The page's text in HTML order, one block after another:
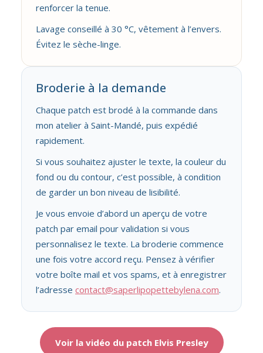
renforcer la tenue.
Lavage conseillé à 30 °C, vêtement à l’envers.
Évitez le sèche-linge.
Broderie à la demande
Chaque patch est brodé à la commande dans
mon atelier à Saint-Mandé, puis expédié
rapidement.
Si vous souhaitez ajuster le texte, la couleur du
fond ou du contour, c’est possible, à condition
de garder un bon niveau de lisibilité.
Je vous envoie d’abord un aperçu de votre
patch par email pour validation si vous
personnalisez le texte. La broderie commence
une fois votre accord reçu. Pensez à vérifier
votre boîte mail et vos spams, et à enregistrer
l’adresse contact@saperlipopettebylena.com.
Voir la vidéo du patch Elvis Presley